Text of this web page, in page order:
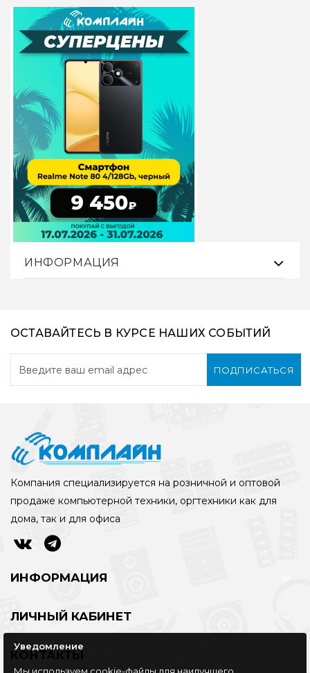
ИНФОРМАЦИЯ
ОСТАВАЙТЕСЬ В КУРСЕ НАШИХ СОБЫТИЙ
ПОДПИСАТЬСЯ
Компания специализируется на розничной и оптовой
продаже компьютерной техники, оргтехники как для
дома, так и для офиса
ИНФОРМАЦИЯ
ЛИЧНЫЙ КАБИНЕТ
КОНТАКТЫ
Уведомление